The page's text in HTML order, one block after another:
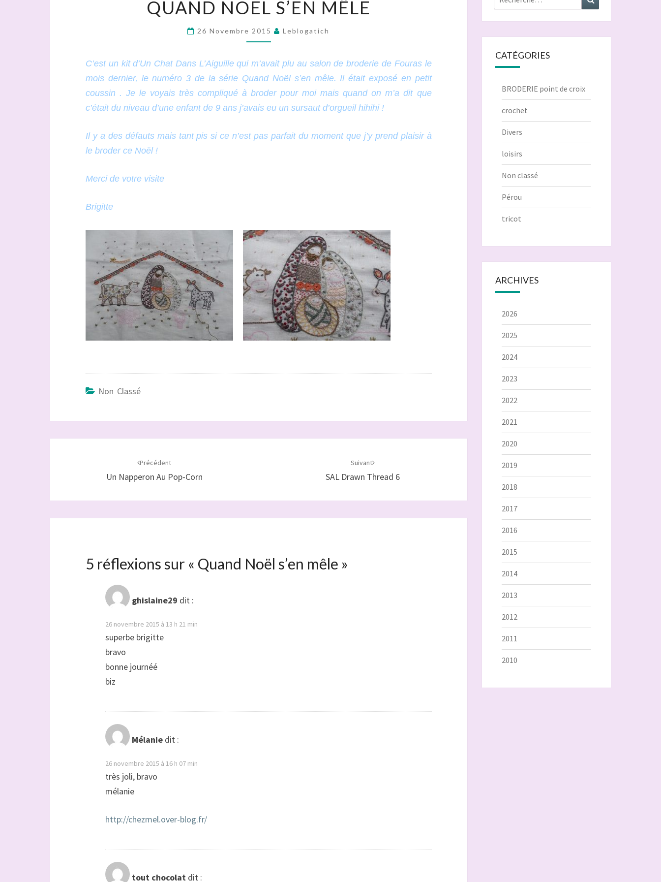
NOËL
QUAND NOËL S’EN MÊLE
26 Novembre 2015 Leblogatich
C’est un kit d’Un Chat Dans L’Aiguille qui m’avait plu au salon de broderie de Fouras le
mois dernier, le numéro 3 de la série Quand Noël s’en mêle. Il était exposé en petit
coussin . Je le voyais très compliqué à broder pour moi mais quand on m’a dit que
c’était du niveau d’une enfant de 9 ans j’avais eu un sursaut d’orgueil hihihi !
Il y a des défauts mais tant pis si ce n’est pas parfait du moment que j’y prend plaisir à
le broder ce Noël !
Merci de votre visite
Brigitte
Non Classé
Précédent
Un Napperon Au Pop-Corn
Suivant
SAL Drawn Thread 6
5 réflexions sur « Quand Noël s’en mêle »
ghislaine29 dit :
26 novembre 2015 à 13 h 21 min
superbe brigitte
bravo
bonne journéé
biz
Mélanie dit :
26 novembre 2015 à 16 h 07 min
très joli, bravo
mélanie
http://chezmel.over-blog.fr/
tout chocolat dit :
CATÉGORIES
BRODERIE point de croix
crochet
Divers
loisirs
Non classé
Pérou
tricot
ARCHIVES
2026
2025
2024
2023
2022
2021
2020
2019
2018
2017
2016
2015
2014
2013
2012
2011
2010